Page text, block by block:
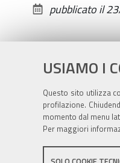
USIAMO I
Questo sito utilizza
profilazione.
momento dal menu
Per maggiori
pubblicato il
Sito istituzionale